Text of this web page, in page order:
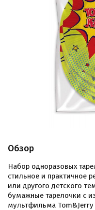
Обзор
Набор одноразовых
стильное и практичное
или другого детского
бумажные тарелочки с
мультфильма Tom&Jerry